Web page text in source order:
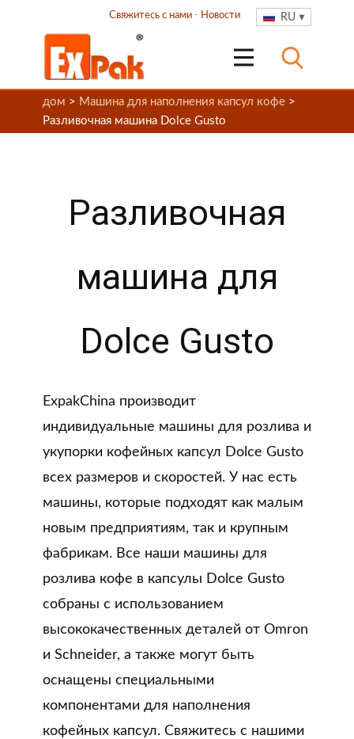
RU
Свяжитесь с нами - Новости
дом > Машина для наполнения капсул кофе >
Разливочная машина Dolce Gusto
Разливочная
машина для
Dolce Gusto
ExpakChina производит
индивидуальные машины для розлива и
укупорки кофейных капсул Dolce Gusto
всех размеров и скоростей. У нас есть
машины, которые подходят как малым
новым предприятиям, так и крупным
фабрикам. Все наши машины для
розлива кофе в капсулы Dolce Gusto
собраны с использованием
высококачественных деталей от Omron
и Schneider, а также могут быть
оснащены специальными
компонентами для наполнения
кофейных капсул. Свяжитесь с нашими